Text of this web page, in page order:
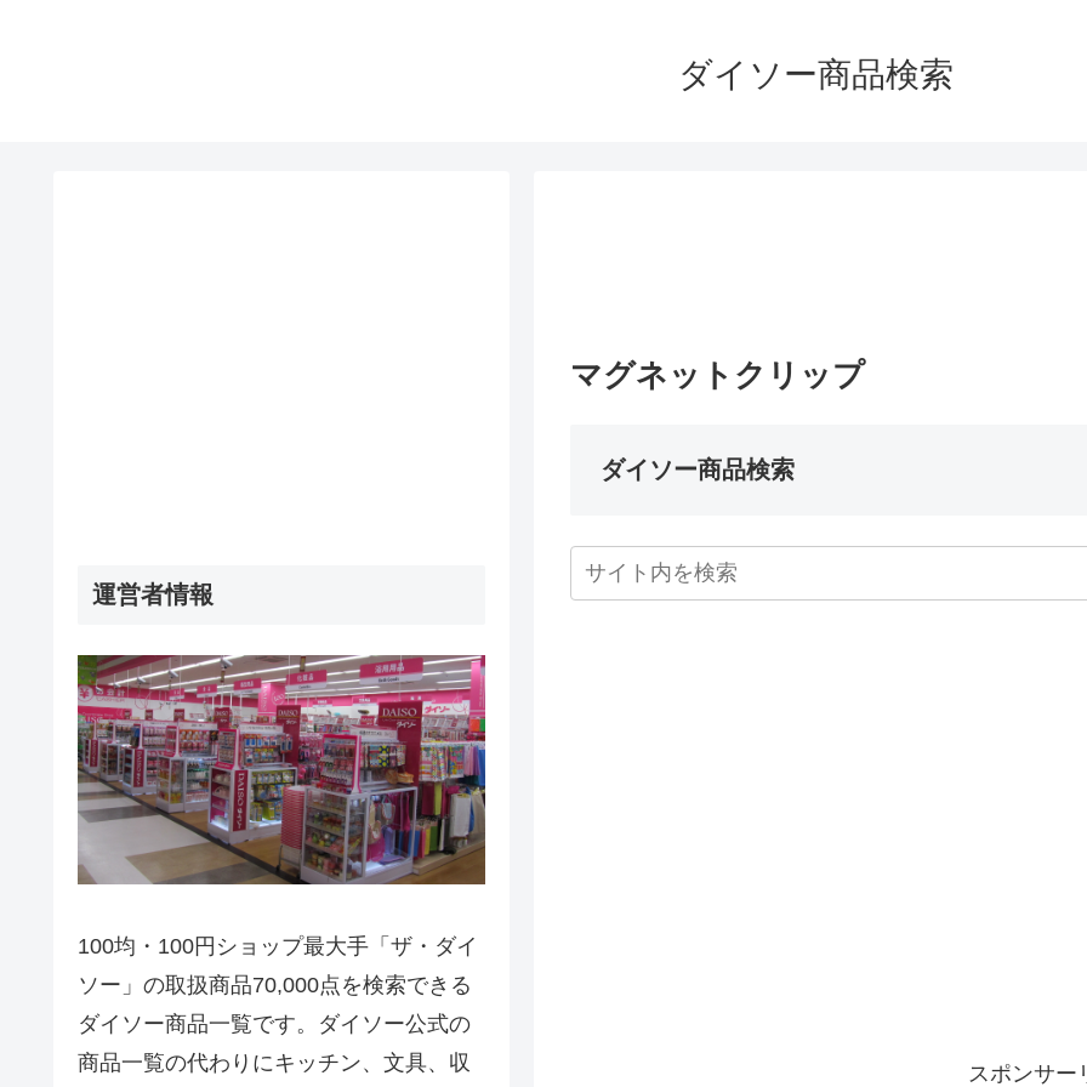
ダイソー商品検索
マグネットクリップ
ダイソー商品検索
スポンサー
運営者情報
100均・100円ショップ最大手「ザ・ダイ
ソー」の取扱商品70,000点を検索できる
ダイソー商品一覧です。ダイソー公式の
商品一覧の代わりにキッチン、文具、収